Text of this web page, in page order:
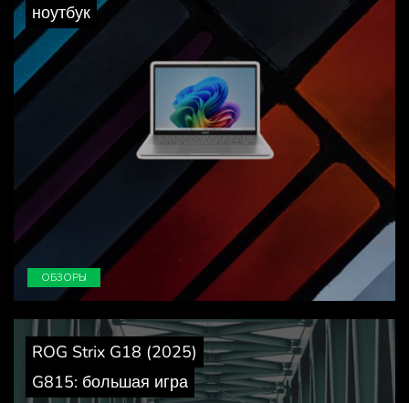
ноутбук
ОБЗОРЫ
ROG Strix G18 (2025)
G815: большая игра